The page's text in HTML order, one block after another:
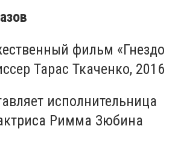
фильм «Гнездо
Тарас Ткаченко, 2016
исполнительница
Римма Зюбина